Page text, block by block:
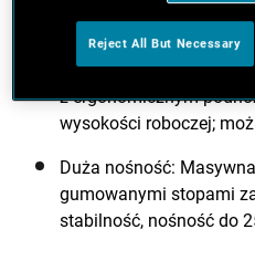
stacjonarnych lub do
Wygodna obsługa:
z ergonomicznym
wysokości roboczej;
Duża nośność:
gumowanymi stopami
stabilność, nośność do
Reject All But Necessary